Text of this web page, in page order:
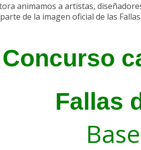
animamos a artistas,
de la imagen oficial de las Fallas
Concurso
Fallas